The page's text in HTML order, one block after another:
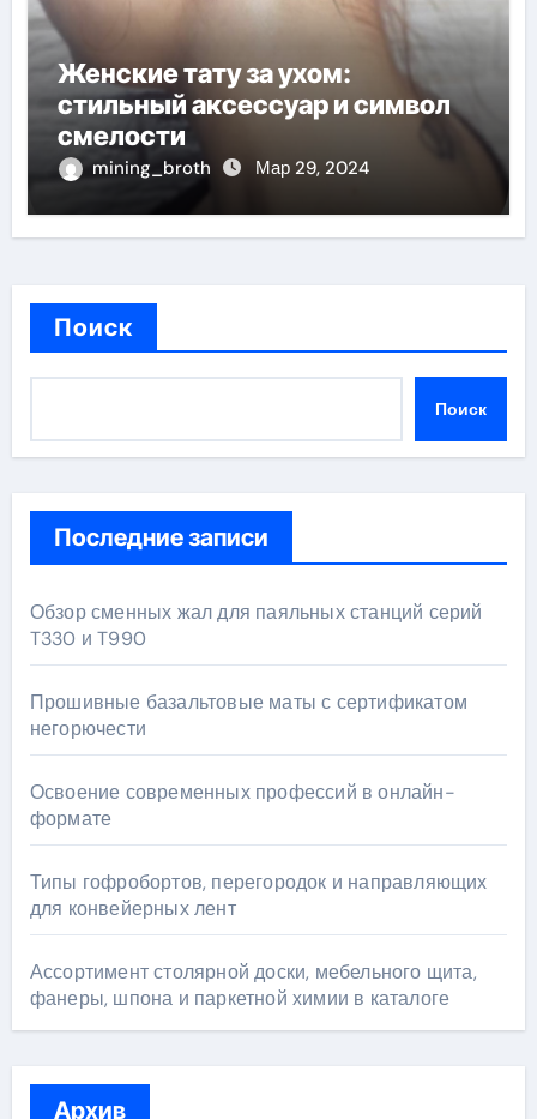
Женские тату за ухом:
стильный аксессуар и символ
смелости
mining_broth Мар 29, 2024
Поиск
Поиск
Последние записи
Обзор сменных жал для паяльных станций серий
T330 и T990
Прошивные базальтовые маты с сертификатом
негорючести
Освоение современных профессий в онлайн-
формате
Типы гофробортов, перегородок и направляющих
для конвейерных лент
Ассортимент столярной доски, мебельного щита,
фанеры, шпона и паркетной химии в каталоге
Архив